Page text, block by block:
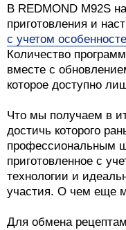
В REDMOND М92S
приготовления и
с учетом
Количество
вместе с
которое доступно
Что мы получаем в
достичь которого
профессиональным
приготовленное с
технологии и
участия. О чем еще
Для обмена